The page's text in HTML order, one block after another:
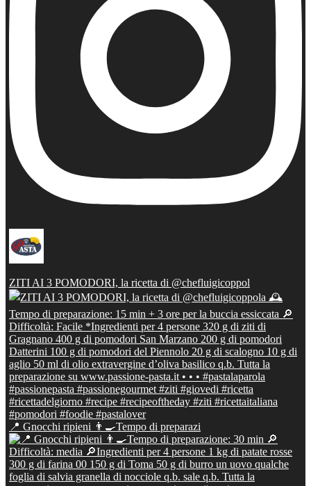
ZITI AI 3 POMODORI, la ricetta di @chefluigicoppol
📍 Gnocchi ripieni 👨‍🍳Tempo di preparazi